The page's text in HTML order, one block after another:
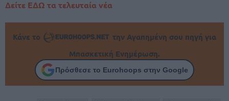
Δείτε ΕΔΩ τα τελευταία νέα
Κάνε το
την Αγαπημένη σου πηγή για
Μπασκετική Ενημέρωση.
Πρόσθεσε το Eurohoops στην Google